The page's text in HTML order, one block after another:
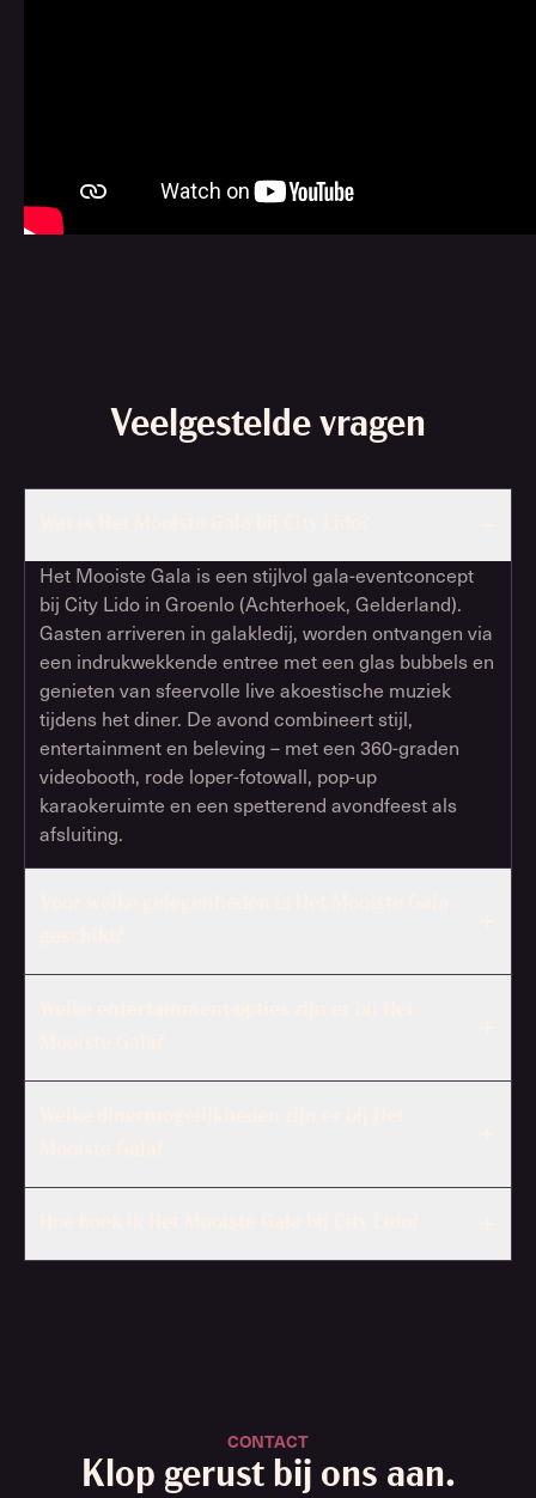
Veelgestelde vragen
Het Mooiste Gala is een stijlvol gala-eventconcept
bij City Lido in Groenlo (Achterhoek, Gelderland).
Gasten arriveren in galakledij, worden ontvangen via
een indrukwekkende entree met een glas bubbels en
genieten van sfeervolle live akoestische muziek
tijdens het diner. De avond combineert stijl,
entertainment en beleving – met een 360-graden
videobooth, rode loper-fotowall, pop-up
karaokeruimte en een spetterend avondfeest als
afsluiting.
CONTACT
Klop gerust bij ons aan.